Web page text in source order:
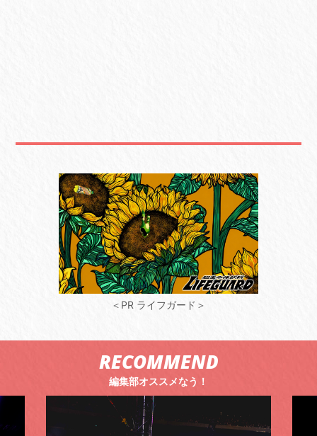
＜PR ライフガード＞
RECOMMEND
編集部オススメなう！